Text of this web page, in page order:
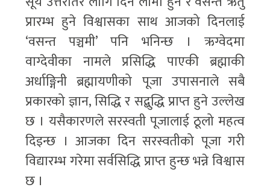
प्रारम्भ हुने विश्वासका साथ आजको दिनलाई
‘वसन्त पञ्चमी’ पनि भनिन्छ । ऋग्वेदमा
वाग्देवीका नामले प्रसिद्धि पाएकी ब्रह्माकी
अर्धाङ्गिनी ब्रह्मायणीको पूजा उपासनाले सबै
प्रकारको ज्ञान, सिद्धि र सद्बुद्धि प्राप्त हुने उल्लेख
छ । यसैकारणले सरस्वती पूजालाई ठूलो महत्व
दिइन्छ । आजका दिन सरस्वतीको पूजा गरी
विद्यारम्भ गरेमा सर्वसिद्धि प्राप्त हुन्छ भन्ने विश्वास
छ ।